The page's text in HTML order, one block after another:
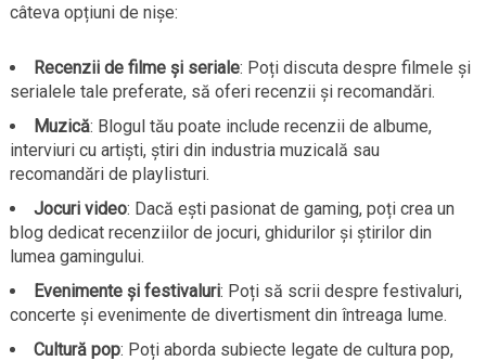
câteva opțiuni de nișe:
Recenzii de filme și seriale: Poți discuta despre filmele și
serialele tale preferate, să oferi recenzii și recomandări.
Muzică: Blogul tău poate include recenzii de albume,
interviuri cu artiști, știri din industria muzicală sau
recomandări de playlisturi.
Jocuri video: Dacă ești pasionat de gaming, poți crea un
blog dedicat recenziilor de jocuri, ghidurilor și știrilor din
lumea gamingului.
Evenimente și festivaluri: Poți să scrii despre festivaluri,
concerte și evenimente de divertisment din întreaga lume.
Cultură pop: Poți aborda subiecte legate de cultura pop,